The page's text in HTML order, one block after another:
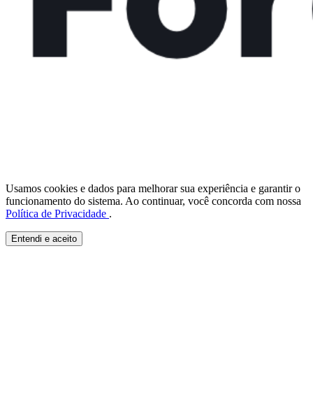
Usamos cookies e dados para melhorar sua experiência e garantir o
funcionamento do sistema. Ao continuar, você concorda com nossa
Política de Privacidade .
Entendi e aceito